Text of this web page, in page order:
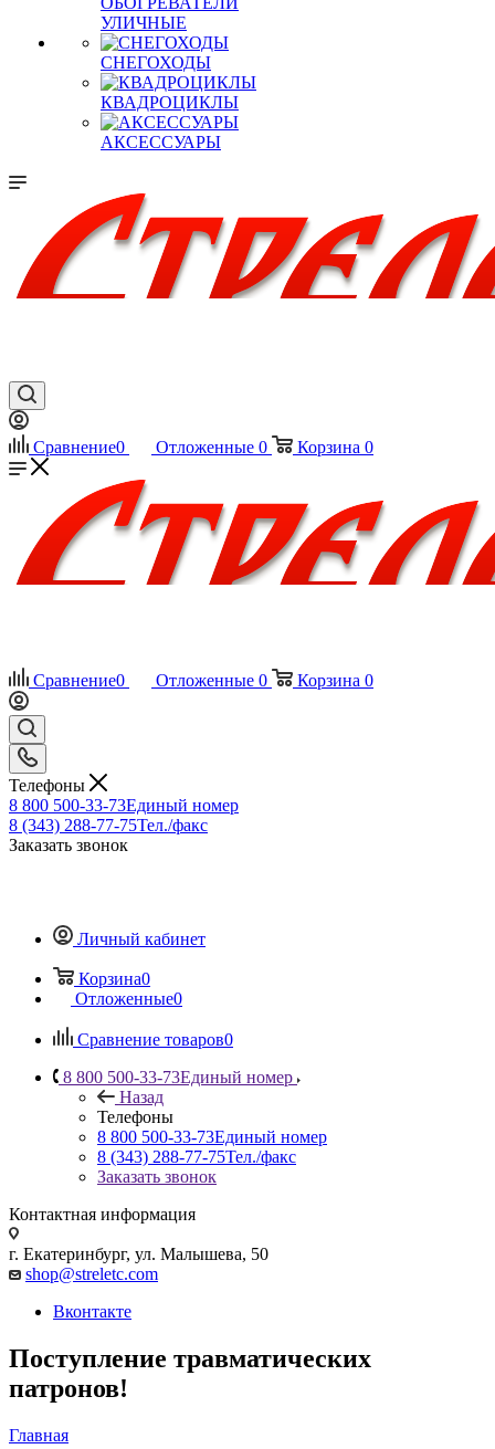
УЛИЧНЫЕ
СНЕГОХОДЫ
КВАДРОЦИКЛЫ
АКСЕССУАРЫ
Сравнение0 Отложенные 0 Корзина 0
Сравнение0 Отложенные 0 Корзина 0
Телефоны
8 800 500-33-73Единый номер
8 (343) 288-77-75Тел./факс
Заказать звонок
Личный кабинет
Корзина0
Отложенные0
Сравнение товаров0
8 800 500-33-73Единый номер
Назад
Телефоны
8 800 500-33-73Единый номер
8 (343) 288-77-75Тел./факс
Заказать звонок
Контактная информация
г. Екатеринбург, ул. Малышева, 50
shop@streletc.com
Вконтакте
Поступление травматических
патронов!
Главная